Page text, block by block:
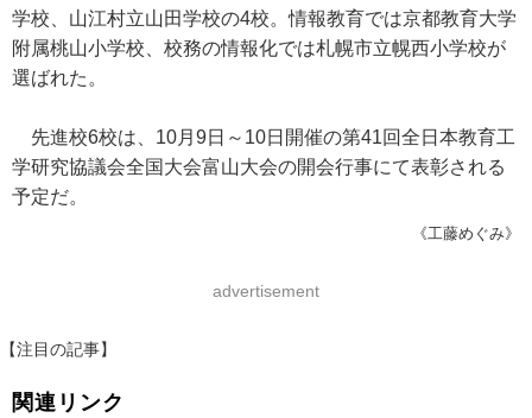
学校、山江村立山田学校の4校。情報教育では京都教育大学
附属桃山小学校、校務の情報化では札幌市立幌西小学校が
選ばれた。
先進校6校は、10月9日～10日開催の第41回全日本教育工
学研究協議会全国大会富山大会の開会行事にて表彰される
予定だ。
《工藤めぐみ》
advertisement
【注目の記事】
関連リンク